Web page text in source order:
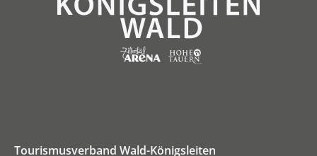
Tourismusverband Wald-Königsleiten